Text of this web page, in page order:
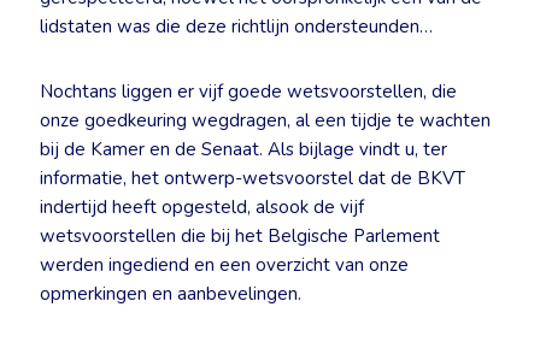
lidstaten was die deze richtlijn ondersteunden…
Nochtans liggen er vijf goede wetsvoorstellen, die
onze goedkeuring wegdragen, al een tijdje te wachten
bij de Kamer en de Senaat. Als bijlage vindt u, ter
informatie, het ontwerp-wetsvoorstel dat de BKVT
indertijd heeft opgesteld, alsook de vijf
wetsvoorstellen die bij het Belgische Parlement
werden ingediend en een overzicht van onze
opmerkingen en aanbevelingen.